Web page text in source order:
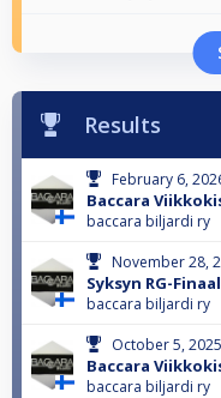
Results
February 6,
Baccara
baccara biljardi ry
November 28,
Syksyn RG-
baccara biljardi ry
October 5, 2025
Baccara
baccara biljardi ry